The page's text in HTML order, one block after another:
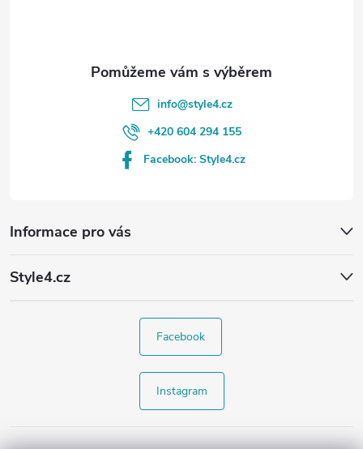
Informace pro vás
Style4.cz
info@style4.cz
+420 604 294 155
Facebook: Style4.cz
Facebook
Instagram